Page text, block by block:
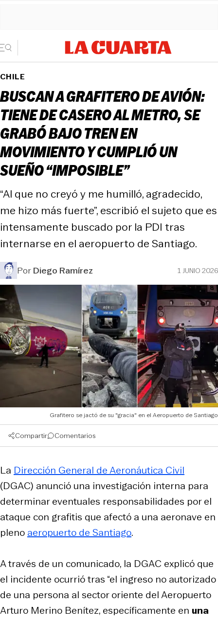
CHILE
BUSCAN A GRAFITERO DE AVIÓN:
TIENE DE CASERO AL METRO, SE
GRABÓ BAJO TREN EN
MOVIMIENTO Y CUMPLIÓ UN
SUEÑO “IMPOSIBLE”
“Al que no creyó y me humilló, agradecido,
me hizo más fuerte”, escribió el sujeto que es
intensamente buscado por la PDI tras
internarse en el aeropuerto de Santiago.
PorDiego Ramírez 1 JUNIO 2026
Grafitero se jactó de su "gracia" en el Aeropuerto de Santiago
Compartir Comentarios
La Dirección General de Aeronáutica Civil
(DGAC) anunció una investigación interna para
determinar eventuales responsabilidades por el
ataque con grafitis que afectó a una aeronave en
pleno aeropuerto de Santiago.
A través de un comunicado, la DGAC explicó que
el incidente ocurrió tras “el ingreso no autorizado
de una persona al sector oriente del Aeropuerto
Arturo Merino Benítez, específicamente en una